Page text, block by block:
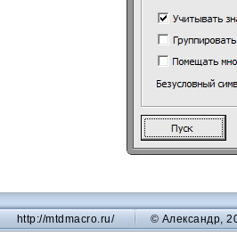
http://mtdmacro.ru/ © Александр,